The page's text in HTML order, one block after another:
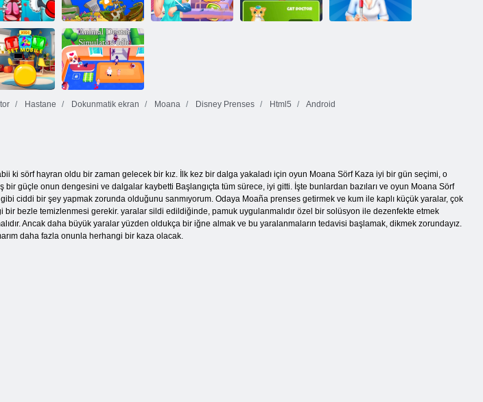
Doktor
Tedavisi
hastane kaçışı
ameliyat
olur
Okyanus Küçük
Hastane
Doktoru
Hastane Dokunmatik ekran Moana Disney Prenses Html5 Android
ki sörf hayran oldu bir zaman gelecek bir kız. İlk kez bir dalga yakaladı için oyun Moana Sörf Kaza iyi bir gün seçimi, o
bir güçle onun dengesini ve dalgalar kaybetti Başlangıçta tüm sürece, iyi gitti. İşte bunlardan bazıları ve oyun Moana Sörf
ciddi bir şey yapmak zorunda olduğunu sanmıyorum. Odaya Moaña prenses getirmek ve kum ile kaplı küçük yaralar, çok
bezle temizlenmesi gerekir. yaralar sildi edildiğinde, pamuk uygulanmalıdır özel bir solüsyon ile dezenfekte etmek
Ancak daha büyük yaralar yüzden oldukça bir iğne almak ve bu yaralanmaların tedavisi başlamak, dikmek zorundayız.
daha fazla onunla herhangi bir kaza olacak.